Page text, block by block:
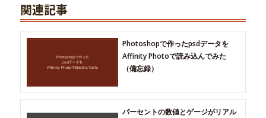
関連記事
Photoshopで作ったpsdデータを
Affinity Photoで読み込んでみた
（備忘録）
パーセントの数値とゲージがリアル